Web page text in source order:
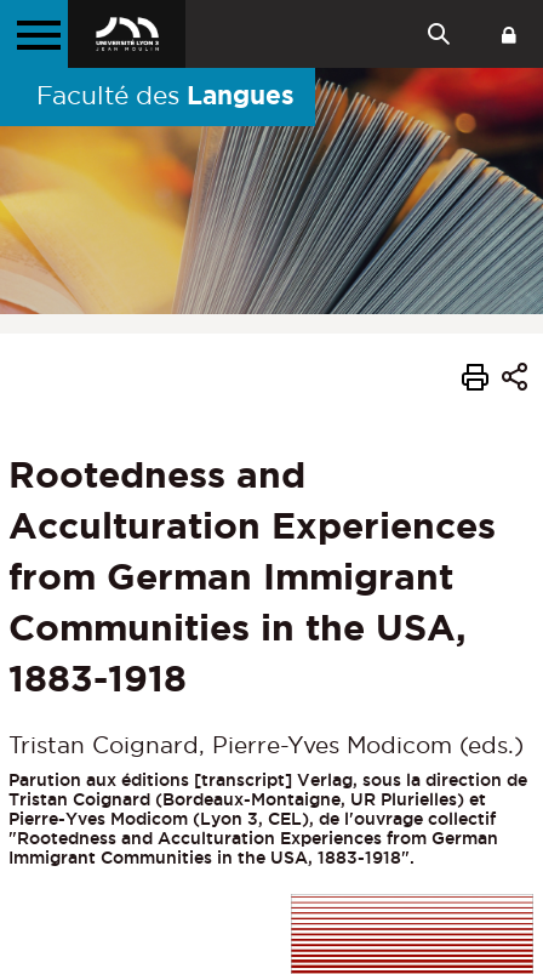
Faculté des Langues
Rootedness and
Acculturation Experiences
from German Immigrant
Communities in the USA,
1883-1918
Tristan Coignard, Pierre-Yves Modicom (eds.)
Parution aux éditions [transcript] Verlag, sous la direction de
Tristan Coignard (Bordeaux-Montaigne, UR Plurielles) et
Pierre-Yves Modicom (Lyon 3, CEL), de l'ouvrage collectif
"Rootedness and Acculturation Experiences from German
Immigrant Communities in the USA, 1883-1918".